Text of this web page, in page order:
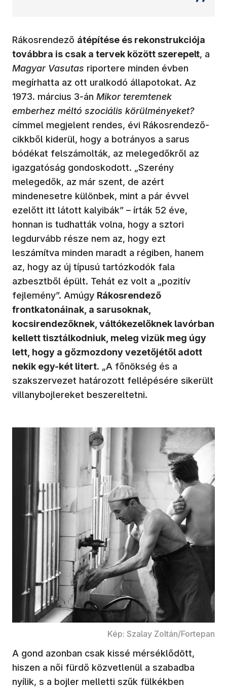
Rákosrendező átépítése és rekonstrukciója
továbbra is csak a tervek között szerepelt, a
Magyar Vasutas riportere minden évben
megírhatta az ott uralkodó állapotokat. Az
1973. március 3-án Mikor teremtenek
emberhez méltó szociális körülményeket?
címmel megjelent rendes, évi Rákosrendező-
cikkből kiderül, hogy a botrányos a sarus
bódékat felszámolták, az melegedőkről az
igazgatóság gondoskodott. „Szerény
melegedők, az már szent, de azért
mindenesetre különbek, mint a pár évvel
ezelőtt itt látott kalyibák” – írták 52 éve,
honnan is tudhatták volna, hogy a sztori
legdurvább része nem az, hogy ezt
leszámítva minden maradt a régiben, hanem
az, hogy az új típusú tartózkodók fala
azbesztből épült. Tehát ez volt a „pozitív
fejlemény”. Amúgy Rákosrendező
frontkatonáinak, a sarusoknak,
kocsirendezőknek, váltókezelőknek lavórban
kellett tisztálkodniuk, meleg vizük meg úgy
lett, hogy a gőzmozdony vezetőjétől adott
nekik egy-két litert. „A főnökség és a
szakszervezet határozott fellépésére sikerült
villanybojlereket beszereltetni.
Kép: Szalay Zoltán/Fortepan
A gond azonban csak kissé mérséklődött,
hiszen a női fürdő közvetlenül a szabadba
nyílik, s a bojler melletti szűk fülkékben